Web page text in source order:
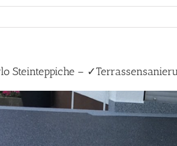
Steinteppiche –